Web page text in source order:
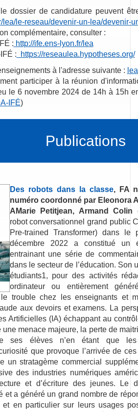
dossier de candidature peuvent
lea/le-reseau/devenir-un-lea/devenir-
complémentaire, consulter :
: http://ife.ens-lyon.fr/lea
: https://reseaulea.hypotheses.org/
à l'adresse suivante :
participer à la réunion
le 6 novembre 2024 de 14h à 15h
IFÉ)
Publications
Des robots dans la classe, FA
numéro coordonné par Eleonora
AMarie Petitjean, Armand Colin
robot conversationnel grand public
Pre-trained Transformer) dans le
décembre 2022 a constitué un
entrainant une série de
dans le secteur de l’éducation. Son
étudiants1, pour des activités
ordinateur ou entièrement
trouble chez les enseignants et
aux devoirs et examens. La
Artificielles (IA) échappant au
une menace majeure, la perte de
ses élèves n’en étant que les
que provoque l’arrivée de
un stratagème commercial
des industries numériques
et d’écriture des jeunes. Le
et a généré un grand nombre de
et en particulier sur leurs usages